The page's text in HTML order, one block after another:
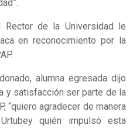
de la Universidad le
en reconocimiento por la
alumna egresada dijo
y satisfacción ser parte de la
“quiero agradecer de manera
quién impulsó esta